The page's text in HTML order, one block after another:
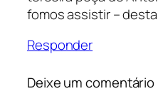
fomos assistir –
Responder
Deixe um comentário